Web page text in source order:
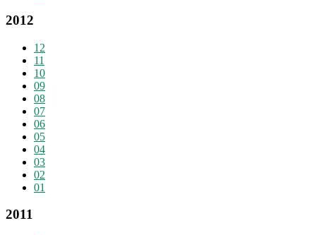
2012
12
11
10
09
08
07
06
05
04
03
02
01
2011